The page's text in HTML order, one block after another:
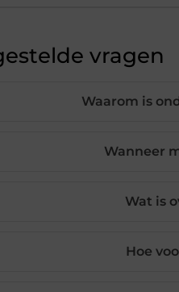
vragen
Waarom is
Wanneer
Wat is
Hoe